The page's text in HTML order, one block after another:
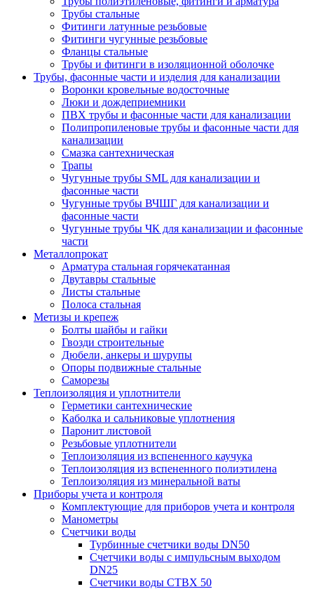
Трубы стальные
Фитинги латунные резьбовые
Фитинги чугунные резьбовые
Фланцы стальные
Трубы и фитинги в изоляционной оболочке
Трубы, фасонные части и изделия для канализации
Воронки кровельные водосточные
Люки и дождеприемники
ПВХ трубы и фасонные части для канализации
Полипропиленовые трубы и фасонные части для
канализации
Смазка сантехническая
Трапы
Чугунные трубы SML для канализации и
фасонные части
Чугунные трубы ВЧШГ для канализации и
фасонные части
Чугунные трубы ЧК для канализации и фасонные
части
Металлопрокат
Арматура стальная горячекатанная
Двутавры стальные
Листы стальные
Полоса стальная
Метизы и крепеж
Болты шайбы и гайки
Гвозди строительные
Дюбели, анкеры и шурупы
Опоры подвижные стальные
Саморезы
Теплоизоляция и уплотнители
Герметики сантехнические
Каболка и сальниковые уплотнения
Паронит листовой
Резьбовые уплотнители
Теплоизоляция из вспененного каучука
Теплоизоляция из вспененного полиэтилена
Теплоизоляция из минеральной ваты
Приборы учета и контроля
Комплектующие для приборов учета и контроля
Манометры
Счетчики воды
Турбинные счетчики воды DN50
Счетчики воды с импульсным выходом
DN25
Счетчики воды СТВХ 50